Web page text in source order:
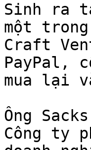
Sinh ra
một
Craft
PayPal,
mua lại
Ông
Công ty